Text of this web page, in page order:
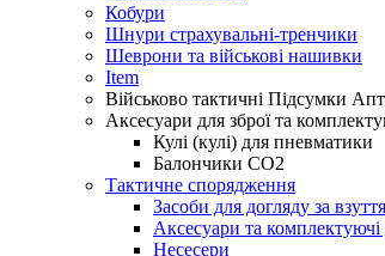
Кобури
Шнури страхувальні-тренчики
Шеврони та військові нашивки
Item
Військово тактичні Підсумки
Аксесуари для зброї та
Кулі (кулі) для пневматики
Балончики CO2
Тактичне спорядження
Засоби для догляду за
Аксесуари та
Несесери